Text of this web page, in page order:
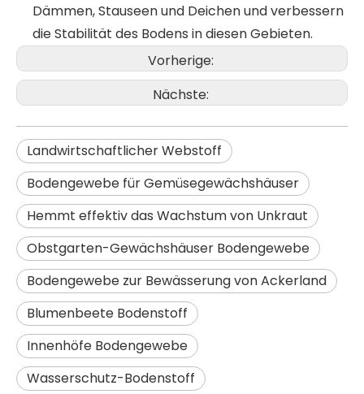
Dämmen, Stauseen und Deichen und verbessern
die Stabilität des Bodens in diesen Gebieten.
Vorherige:
Nächste:
Landwirtschaftlicher Webstoff
Bodengewebe für Gemüsegewächshäuser
Hemmt effektiv das Wachstum von Unkraut
Obstgarten-Gewächshäuser Bodengewebe
Bodengewebe zur Bewässerung von Ackerland
Blumenbeete Bodenstoff
Innenhöfe Bodengewebe
Wasserschutz-Bodenstoff